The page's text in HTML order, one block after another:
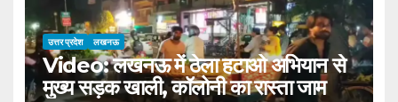
उत्तर प्रदेश लखनऊ
Video: लखनऊ में ठेला हटाओ अभियान से
मुख्य सड़क खाली, कॉलोनी का रास्ता जाम